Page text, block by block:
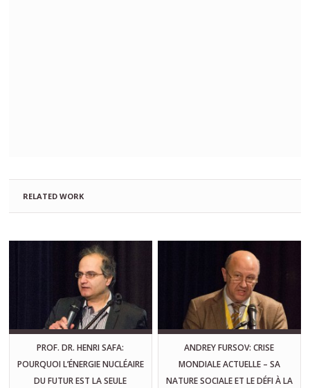
RELATED WORK
PROF. DR. HENRI SAFA:
POURQUOI L’ÉNERGIE NUCLÉAIRE
DU FUTUR EST LA SEULE
ANDREY FURSOV: CRISE
MONDIALE ACTUELLE – SA
NATURE SOCIALE ET LE DÉFI À LA